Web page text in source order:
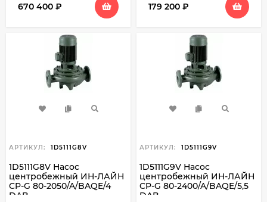
670 400 ₽ 179 200 ₽
АРТИКУЛ: 1D5111G8V
1D5111G8V Насос
центробежный ИН-ЛАЙН
CP-G 80-2050/A/BAQE/4
DAB
АРТИКУЛ: 1D5111G9V
1D5111G9V Насос
центробежный ИН-ЛАЙН
CP-G 80-2400/A/BAQE/5,5
DAB